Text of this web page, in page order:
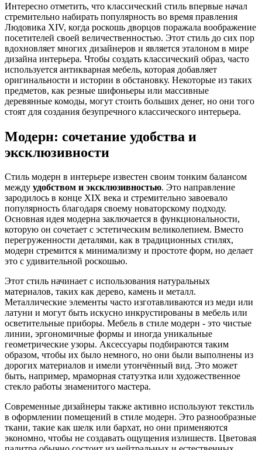
Интересно отметить, что классический стиль впервые начал
стремительно набирать популярность во время правления
Людовика XIV, когда роскошь дворцов поражала воображение
посетителей своей величественностью. Этот стиль до сих пор
вдохновляет многих дизайнеров и является эталоном в мире
дизайна интерьера. Чтобы создать классический образ, часто
используется антикварная мебель, которая добавляет
оригинальности и истории в обстановку. Некоторые из таких
предметов, как резные шифоньеры или массивные
деревянные комоды, могут стоить больших денег, но они того
стоят для создания безупречного классического интерьера.
Модерн: сочетание удобства и
эксклюзивности
Стиль модерн в интерьере известен своим тонким балансом
между удобством и эксклюзивностью. Это направление
зародилось в конце XIX века и стремительно завоевало
популярность благодаря своему новаторскому подходу.
Основная идея модерна заключается в функциональности,
которую он сочетает с эстетическим великолепием. Вместо
перегруженности деталями, как в традиционных стилях,
модерн стремится к минимализму и простоте форм, но делает
это с удивительной роскошью.
Этот стиль начинает с использования натуральных
материалов, таких как дерево, камень и металл.
Металлические элементы часто изготавливаются из меди или
латуни и могут быть искусно инкрустированы в мебель или
осветительные приборы. Мебель в стиле модерн - это чистые
линии, эргономичные формы и иногда уникальные
геометрические узоры. Аксессуары подбираются таким
образом, чтобы их было немного, но они были выполнены из
дорогих материалов и имели утончённый вид. Это может
быть, например, мраморная статуэтка или художественное
стекло работы знаменитого мастера.
Современные дизайнеры также активно используют текстиль
в оформлении помещений в стиле модерн. Это разнообразные
ткани, такие как шелк или бархат, но они применяются
экономно, чтобы не создавать ощущения излишеств. Цветовая